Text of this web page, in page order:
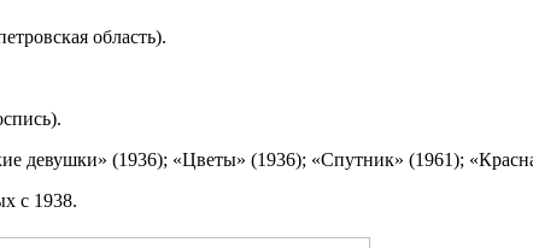
область).
девушки» (1936); «Цветы» (1936); «Спутник» (1961);
с 1938.